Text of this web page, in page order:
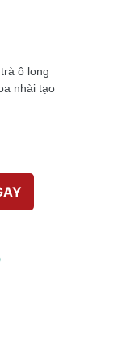
ô long
nhài tạo